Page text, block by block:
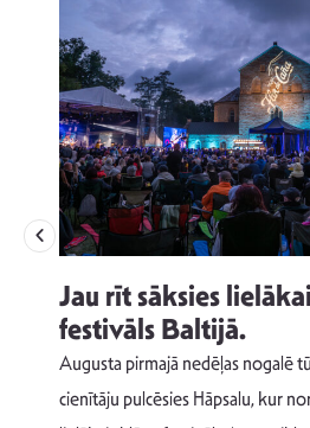
Jau rīt sāksies
festivāls Baltijā.
Augusta pirmajā nedēļas nogalē
cienītāju pulcēsies Hāpsalu, kur